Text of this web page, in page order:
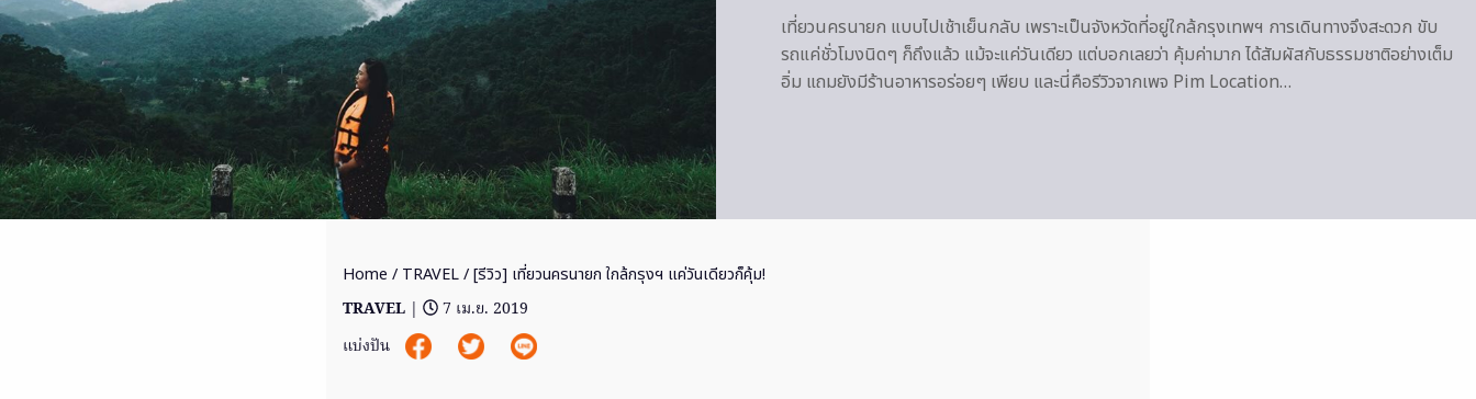
เที่ยวนครนายก แบบไปเช้าเย็นกลับ เพราะเป็นจังหวัดที่อยู่ใกล้กรุงเทพฯ การเดินทางจึงสะดวก ขับ
รถแค่ชั่วโมงนิดๆ ก็ถึงแล้ว แม้จะแค่วันเดียว แต่บอกเลยว่า คุ้มค่ามาก ได้สัมผัสกับธรรมชาติอย่างเต็ม
อิ่ม แถมยังมีร้านอาหารอร่อยๆ เพียบ และนี่คือรีวิวจากเพจ Pim Location…
Home / TRAVEL/ [รีวิว] เที่ยวนครนายก ใกล้กรุงฯ แค่วันเดียวก็คุ้ม!
TRAVEL |
7 เม.ย. 2019
แบ่งปัน